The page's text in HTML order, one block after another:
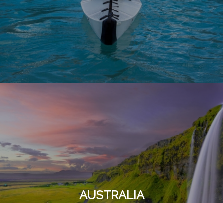
AUSTRALIA